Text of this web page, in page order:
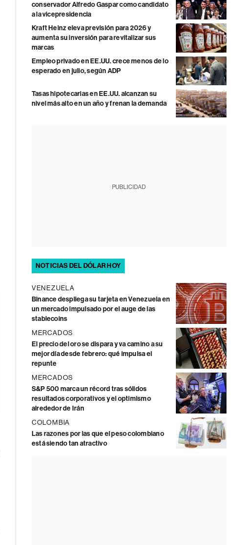
conservador Alfredo Gaspar como candidato
a la vicepresidencia
Kraft Heinz eleva previsión para 2026 y
aumenta su inversión para revitalizar sus
marcas
Empleo privado en EE.UU. crece menos de lo
esperado en julio, según ADP
Tasas hipotecarias en EE.UU. alcanzan su
nivel más alto en un año y frenan la demanda
PUBLICIDAD
NOTICIAS DEL DÓLAR HOY
VENEZUELA
Binance despliega su tarjeta en Venezuela en
un mercado impulsado por el auge de las
stablecoins
MERCADOS
El precio del oro se dispara y va camino a su
mejor día desde febrero: qué impulsa el
repunte
MERCADOS
S&P 500 marca un récord tras sólidos
resultados corporativos y el optimismo
alrededor de Irán
COLOMBIA
Las razones por las que el peso colombiano
está siendo tan atractivo